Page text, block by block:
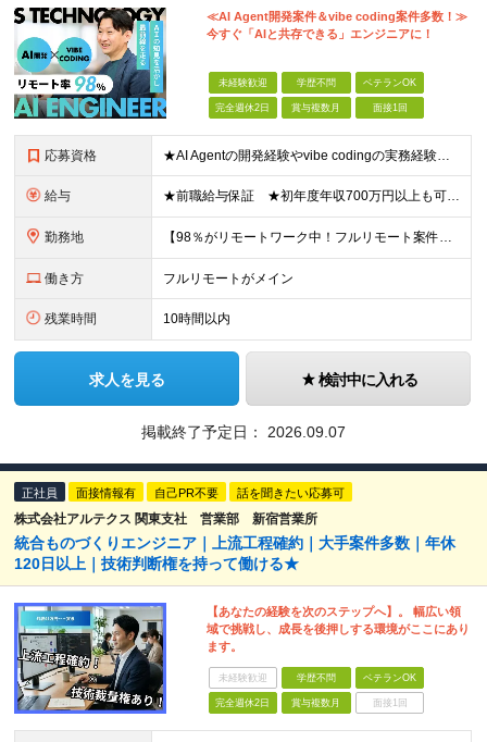
≪AI Agent開発案件＆vibe coding案件多数！≫
今すぐ「AIと共存できる」エンジニアに！
未経験歓迎 学歴不問 ベテランOK
完全週休2日 賞与複数月 面接1回
応募資格 ★AI Agentの開発経験やvibe codingの実務経験は不問！ ■開発エンジニアとしての実務経験をお持ちの方 ■AI Agentの仕組みを理解している、またはClaude Code、Code
給与 ★前職給与保証 ★初年度年収700万円以上も可能 月給34万円～75万円＋賞与年2回＋各種手当 ◎スキルや経験などを考慮。前職から給与アップをお約束します！ ◎上記月給には固定残業代30時間分(6
勤務地 【98％がリモートワーク中！フルリモート案件も豊富】 秋葉原オフィス、福岡オフィス、 リモートワークまたは全国のプロジェクト先にて勤務となります ※転勤はありません ＜本社＞ 東京都台東区台東4-
働き方 フルリモートがメイン
残業時間 10時間以内
求人を見る 検討中に入れる
掲載終了予定日： 2026.09.07
正社員 面接情報有 自己PR不要 話を聞きたい応募可
株式会社アルテクス 関東支社 営業部 新宿営業所
統合ものづくりエンジニア｜上流工程確約｜大手案件多数｜年休
120日以上｜技術判断権を持って働ける★
【あなたの経験を次のステップへ】。 幅広い領
域で挑戦し、成長を後押しする環境がここにあり
ます。
未経験歓迎 学歴不問 ベテランOK
完全週休2日 賞与複数月 面接1回